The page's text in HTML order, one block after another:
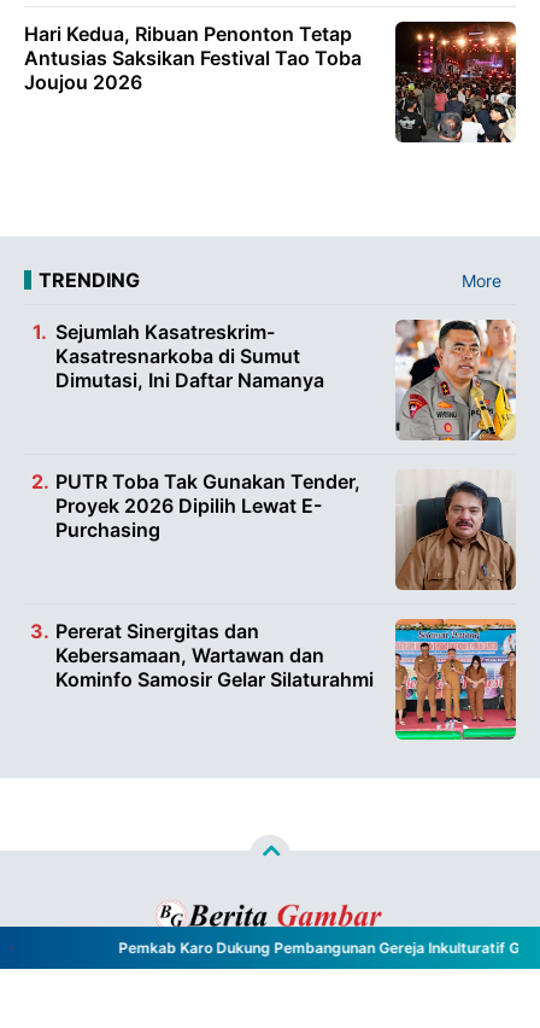
Hari Kedua, Ribuan Penonton Tetap
Antusias Saksikan Festival Tao Toba
Joujou 2026
TRENDING More
Sejumlah Kasatreskrim-
Kasatresnarkoba di Sumut
Dimutasi, Ini Daftar Namanya
PUTR Toba Tak Gunakan Tender,
Proyek 2026 Dipilih Lewat E-
Purchasing
Pererat Sinergitas dan
Kebersamaan, Wartawan dan
Kominfo Samosir Gelar Silaturahmi
Pemkab Karo Dukung Pembangunan Gereja Inkulturatif GBKP
Copyright ©2026Berita Gambar™- All Rights Reserved
Designed byNghustle